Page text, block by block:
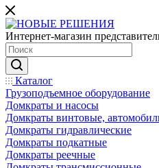
Интернет-магазин
Каталог
Грузоподъемное оборудование
Домкраты и насосы
Домкраты винтовые,
Домкраты гидравлические
Домкраты подкатные
Домкраты реечные